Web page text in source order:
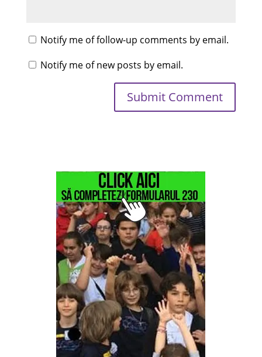
Notify me of follow-up comments by email.
Notify me of new posts by email.